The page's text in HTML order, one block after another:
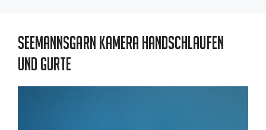
Seemannsgarn Kamera Handschlaufen
und Gurte